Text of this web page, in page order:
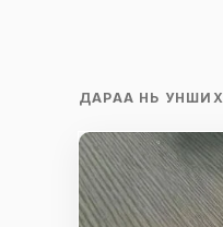
ДАРАА НЬ УНШИХ